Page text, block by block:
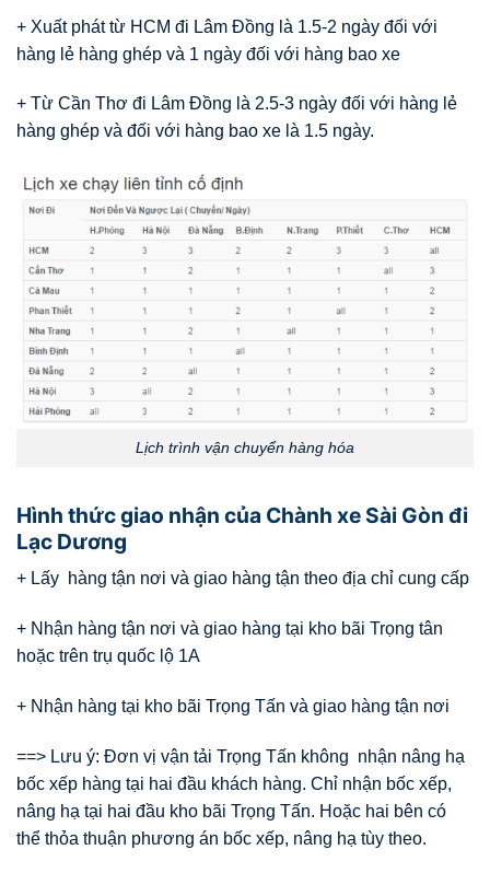
+ Xuất phát từ HCM đi Lâm Đồng là 1.5-2 ngày đối với
hàng lẻ hàng ghép và 1 ngày đối với hàng bao xe
+ Từ Cần Thơ đi Lâm Đồng là 2.5-3 ngày đối với hàng lẻ
hàng ghép và đối với hàng bao xe là 1.5 ngày.
Lịch trình vận chuyển hàng hóa
Hình thức giao nhận của Chành xe Sài Gòn đi
Lạc Dương
+ Lấy hàng tận nơi và giao hàng tận theo địa chỉ cung cấp
+ Nhận hàng tận nơi và giao hàng tại kho bãi Trọng tân
hoặc trên trụ quốc lộ 1A
+ Nhận hàng tại kho bãi Trọng Tấn và giao hàng tận nơi
==> Lưu ý: Đơn vị vận tải Trọng Tấn không nhận nâng hạ
bốc xếp hàng tại hai đầu khách hàng. Chỉ nhận bốc xếp,
nâng hạ tại hai đầu kho bãi Trọng Tấn. Hoặc hai bên có
thể thỏa thuận phương án bốc xếp, nâng hạ tùy theo.